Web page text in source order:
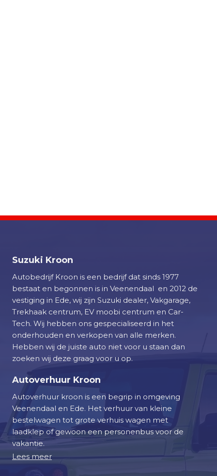
Suzuki Kroon
Autobedrijf Kroon is een bedrijf dat sinds 1977
bestaat en begonnen is in Veenendaal en 2012 de
vestiging in Ede, wij zijn Suzuki dealer, Vakgarage,
Trekhaak centrum, EV moobi centrum en Car-
Tech. Wij hebben ons gespecialiseerd in het
onderhouden en verkopen van alle merken.
Hebben wij de juiste auto niet voor u staan dan
zoeken wij deze graag voor u op.
Autoverhuur Kroon
Autoverhuur kroon is een begrip in omgeving
Veenendaal en Ede. Het verhuur van kleine
bestelwagen tot grote verhuis wagen met
laadklep of gewoon een personenbus voor de
vakantie.
Lees meer